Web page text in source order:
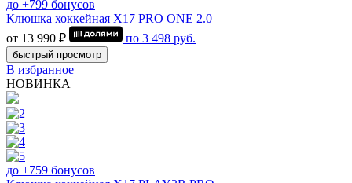
до +799 бонусов
Клюшка хоккейная Х17 PRO ONE 2.0
от 13 990 ₽
по 3 498 руб.
быстрый просмотр
В избранное
НОВИНКА
до +759 бонусов